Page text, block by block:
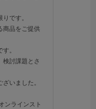
です。
商品をご提供
。
検討課題とさ
いました。
ンラインスト